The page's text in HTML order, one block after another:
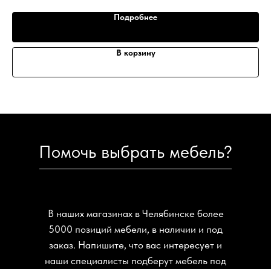
Подробнее
В корзину
Помочь выбрать мебель?
В наших магазинах в Челябинске более
5000 позиций мебели, в наличии и под
заказ. Напишите, что вас интересует и
наши специалисты подберут мебель под